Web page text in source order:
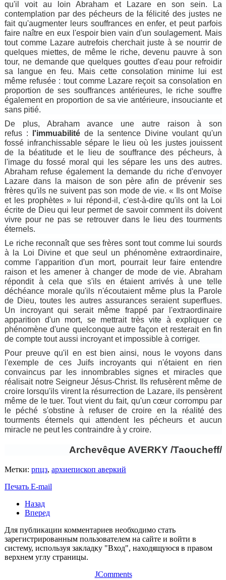
qu'il voit au loin Abraham et Lazare en son sein. La
contemplation par des pécheurs de la félicité des justes ne
fait qu'augmenter leurs souffrances en enfer, et peut parfois
faire naître en eux l'espoir bien vain d'un soulagement. Mais
tout comme Lazare autrefois cherchait juste à se nourrir de
quelques miettes, de même le riche, devenu pauvre à son
tour, ne demande que quelques gouttes d'eau pour refroidir
sa langue en feu. Mais cette consolation minime lui est
même refusée : tout comme Lazare reçoit sa consolation en
proportion de ses souffrances antérieures, le riche souffre
également en proportion de sa vie antérieure, insouciante et
sans pitié.
De plus, Abraham avance une autre raison à son
refus :
l'immuabilité de la sentence Divine voulant qu'un
fossé infranchissable sépare le lieu où les justes jouissent
de la béatitude et le lieu de souffrance des pécheurs, à
l'image du fossé moral qui les sépare les uns des autres.
Abraham refuse également la demande du riche d'envoyer
Lazare dans la maison de son père afin de prévenir ses
frères qu'ils ne suivent pas son mode de vie. « Ils ont Moïse
et les prophètes » lui répond-il, c'est-à-dire qu'ils ont la Loi
écrite de Dieu qui leur permet de savoir comment ils doivent
vivre pour ne pas se retrouver dans le lieu des tourments
éternels.
Le riche reconnaît que ses frères sont tout comme lui sourds
à la Loi Divine et que seul un phénomène extraordinaire,
comme l'apparition d'un mort, pourrait leur faire entendre
raison et les amener à changer de mode de vie. Abraham
répondit à cela que s'ils en étaient arrivés à une telle
déchéance morale qu'ils n'écoutaient même plus la Parole
de Dieu, toutes les autres assurances seraient superflues.
Un incroyant qui serait même frappé par l'extraordinaire
apparition d'un mort, se mettrait très vite à expliquer ce
phénomène d'une quelconque autre façon et resterait en fin
de compte tout aussi incroyant et impossible à corriger.
Pour preuve qu'il en est bien ainsi, nous le voyons dans
l'exemple de ces Juifs incroyants qui n'étaient en rien
convaincus par les innombrables signes et miracles que
réalisait notre Seigneur Jésus-Christ. Ils refusèrent même de
croire lorsqu'ils virent la résurrection de Lazare, ils pensèrent
même de le tuer. Tout vient du fait, qu'un cœur corrompu par
le péché s'obstine à refuser de croire en la réalité des
tourments éternels qui attendent les pécheurs et aucun
miracle ne peut les contraindre à y croire.
Archevêque AVERKY /Taoucheff/
Метки: рпцз, архиепископ аверкий
Печать E-mail
Назад
Вперед
Для публикации комментариев необходимо стать
зарегистрированным пользователем на сайте и войти в
систему, используя закладку "Вход", находящуюся в правом
верхнем углу страницы.
JComments